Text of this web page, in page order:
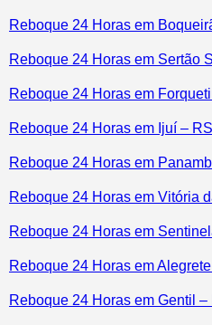
Reboque 24 Horas em
Reboque 24 Horas em Sertão
Reboque 24 Horas em
Reboque 24 Horas em Ijuí – RS
Reboque 24 Horas em
Reboque 24 Horas em Vitória
Reboque 24 Horas em
Reboque 24 Horas em
Reboque 24 Horas em Gentil –